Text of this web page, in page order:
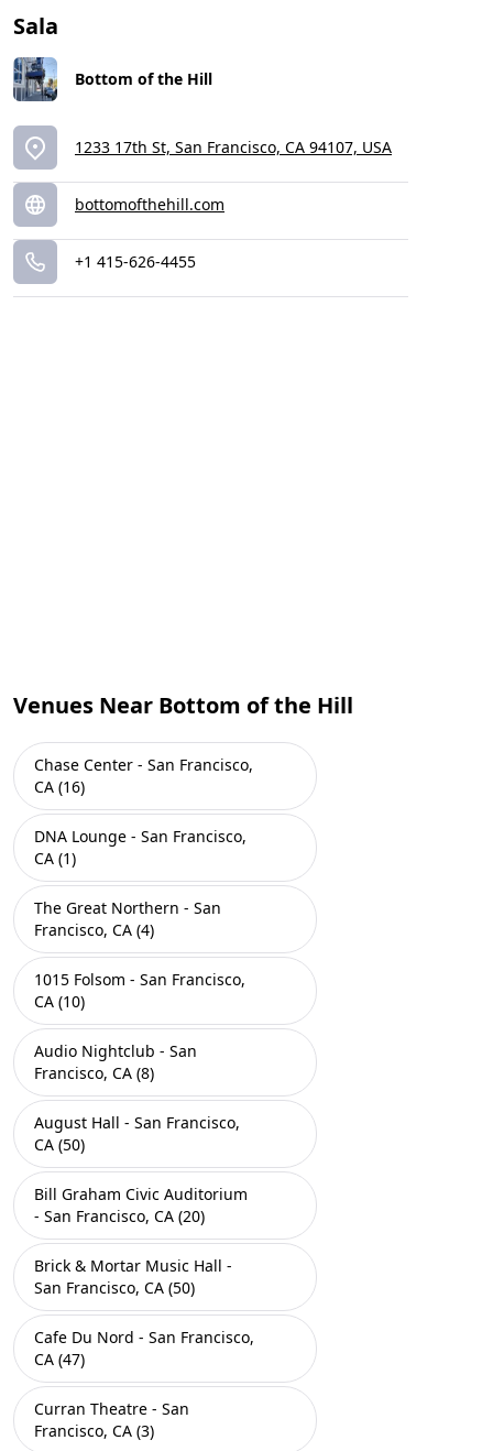
Sala
Bottom of the Hill
1233 17th St, San Francisco, CA 94107, USA
bottomofthehill.com
+1 415-626-4455
Venues Near Bottom of the Hill
Chase Center - San Francisco,
CA (16)
DNA Lounge - San Francisco,
CA (1)
The Great Northern - San
Francisco, CA (4)
1015 Folsom - San Francisco,
CA (10)
Audio Nightclub - San
Francisco, CA (8)
August Hall - San Francisco,
CA (50)
Bill Graham Civic Auditorium
- San Francisco, CA (20)
Brick & Mortar Music Hall -
San Francisco, CA (50)
Cafe Du Nord - San Francisco,
CA (47)
Curran Theatre - San
Francisco, CA (3)